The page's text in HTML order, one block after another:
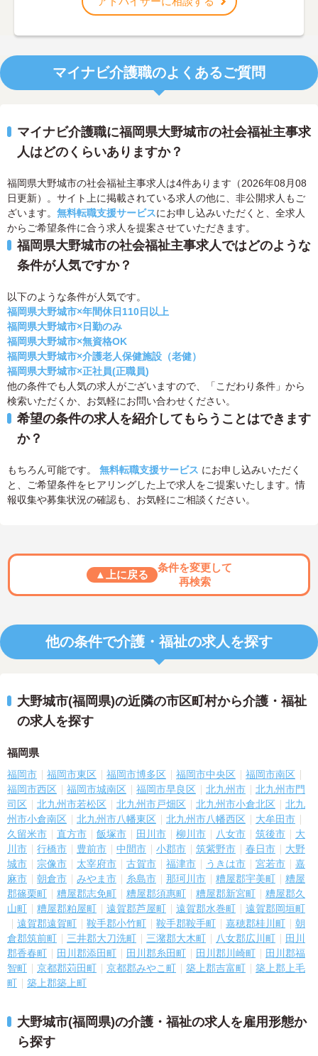
マイナビ介護職のよくあるご質問
マイナビ介護職に福岡県大野城市の社会福祉主事求
人はどのくらいありますか？
福岡県大野城市の社会福祉主事求人は4件あります（2026年08月08
日更新）。サイト上に掲載されている求人の他に、非公開求人もご
ざいます。 無料転職支援サービスにお申し込みいただくと、全求人
からご希望条件に合う求人を提案させていただきます。
福岡県大野城市の社会福祉主事求人ではどのような
条件が人気ですか？
以下のような条件が人気です。
福岡県大野城市×年間休日110日以上
福岡県大野城市×日勤のみ
福岡県大野城市×無資格OK
福岡県大野城市×介護老人保健施設（老健）
福岡県大野城市×正社員(正職員)
他の条件でも人気の求人がございますので、「こだわり条件」から
検索いただくか、お気軽にお問い合わせください。
希望の条件の求人を紹介してもらうことはできます
か？
もちろん可能です。 無料転職支援サービス にお申し込みいただく
と、ご希望条件をヒアリングした上で求人をご提案いたします。情
報収集や募集状況の確認も、お気軽にご相談ください。
▲上に戻る
条件を変更して
再検索
他の条件で介護・福祉の求人を探す
大野城市(福岡県)の近隣の市区町村から介護・福祉
の求人を探す
福岡県
福岡市 福岡市東区 福岡市博多区 福岡市中央区
福岡市南区
福岡市西区
福岡市城南区 福岡市早良区 北九州市
北九州市門
司区
北九州市若松区 北九州市戸畑区 北九州市小倉北区
北九
州市小倉南区
北九州市八幡東区 北九州市八幡西区
大牟田市
久留米市
直方市 飯塚市 田川市 柳川市 八女市 筑後市
大
川市
行橋市 豊前市 中間市 小郡市 筑紫野市 春日市
大野
城市
宗像市 太宰府市 古賀市 福津市 うきは市 宮若市
嘉
麻市
朝倉市 みやま市 糸島市 那珂川市 糟屋郡宇美町
糟屋
郡篠栗町
糟屋郡志免町 糟屋郡須惠町 糟屋郡新宮町
糟屋郡久
山町
糟屋郡粕屋町 遠賀郡芦屋町 遠賀郡水巻町
遠賀郡岡垣町
遠賀郡遠賀町
鞍手郡小竹町 鞍手郡鞍手町 嘉穂郡桂川町
朝
倉郡筑前町
三井郡大刀洗町 三潴郡大木町 八女郡広川町
田川
郡香春町
田川郡添田町 田川郡糸田町 田川郡川崎町
田川郡福
智町
京都郡苅田町 京都郡みやこ町 築上郡吉富町
築上郡上毛
町
築上郡築上町
大野城市(福岡県)の介護・福祉の求人を雇用形態か
ら探す